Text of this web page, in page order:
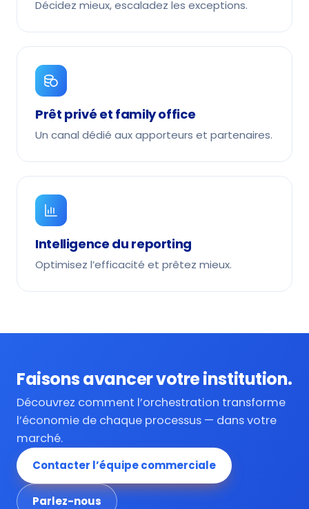
Décidez mieux, escaladez les exceptions.
Prêt privé et family office
Un canal dédié aux apporteurs et partenaires.
Intelligence du reporting
Optimisez l’efficacité et prêtez mieux.
Faisons avancer votre institution.
Découvrez comment l’orchestration transforme
l’économie de chaque processus — dans votre
marché.
Contacter l’équipe commerciale
Parlez-nous